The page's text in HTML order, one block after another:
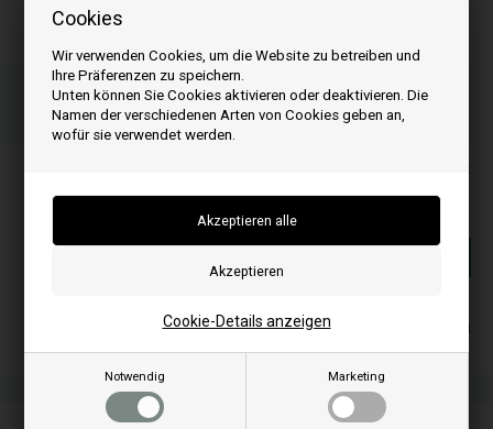
Cookies
Wir verwenden Cookies, um die Website zu betreiben und
Ihre Präferenzen zu speichern.
Unten können Sie Cookies aktivieren oder deaktivieren. Die
Namen der verschiedenen Arten von Cookies geben an,
wofür sie verwendet werden.
Notwendig Marketing
Cookie-Details anzeigen
Bestellen Sie Ihre Artikel vor 15:00 Uhr
Schnelle Lieferung - Paketnummer an E-Mail
Ihre Bestellung wird versendet mandag
Alle Preise inkl. MwSt
55,00EUR
Auf lager
Lieferung 2-4